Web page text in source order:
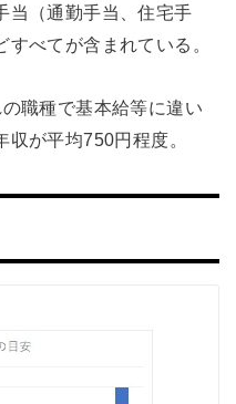
当（通勤手当、住宅手
べてが含まれている。
職種で基本給等に違い
が平均750円程度。